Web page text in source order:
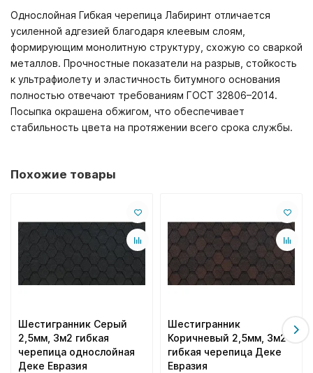
Однослойная Гибкая черепица Лабиринт отличается
усиленной адгезией благодаря клеевым слоям,
формирующим монолитную структуру, схожую со сваркой
металлов. Прочностные показатели на разрыв, стойкость
к ультрафиолету и эластичность битумного основания
полностью отвечают требованиям ГОСТ 32806–2014.
Посыпка окрашена обжигом, что обеспечивает
стабильность цвета на протяжении всего срока службы.
Похожие товары
Шестигранник Серый
2,5мм, 3м2 гибкая
черепица однослойная
Деке Евразия
Шестигранник
Коричневый 2,5мм, 3м2
гибкая черепица Деке
Евразия